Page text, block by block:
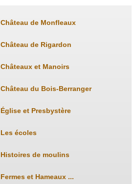
Château de Monfleaux
Château de Rigardon
Châteaux et Manoirs
Château du Bois-Berranger
Église et Presbystère
Les écoles
Histoires de moulins
Fermes et Hameaux ...